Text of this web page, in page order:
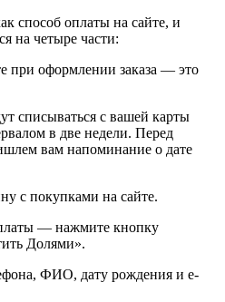
способ оплаты на сайте, и
на четыре части:
при оформлении заказа — это
списываться с вашей карты
в две недели. Перед
вам напоминание о дате
с покупками на сайте.
— нажмите кнопку
Долями».
ФИО, дату рождения и e-